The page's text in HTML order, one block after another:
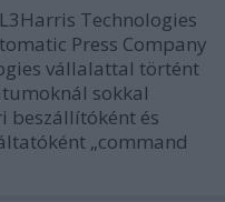
Technologies
Press Company
vállalattal történt
sokkal
beszállítóként és
„command